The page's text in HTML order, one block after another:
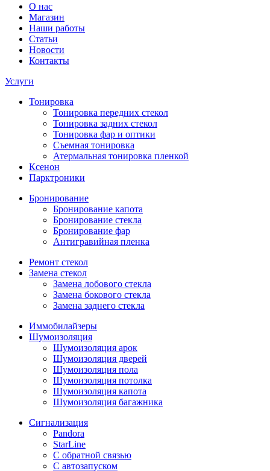
О нас
Магазин
Наши работы
Статьи
Новости
Контакты
Услуги
Тонировка
Тонировка передних стекол
Тонировка задних стекол
Тонировка фар и оптики
Съемная тонировка
Атермальная тонировка пленкой
Ксенон
Парктроники
Бронирование
Бронирование капота
Бронирование стекла
Бронирование фар
Антигравийная пленка
Ремонт стекол
Замена стекол
Замена лобового стекла
Замена бокового стекла
Замена заднего стекла
Иммобилайзеры
Шумоизоляция
Шумоизоляция арок
Шумоизоляция дверей
Шумоизоляция пола
Шумоизоляция потолка
Шумоизоляция капота
Шумоизоляция багажника
Сигнализация
Pandora
StarLine
С обратной связью
С автозапуском